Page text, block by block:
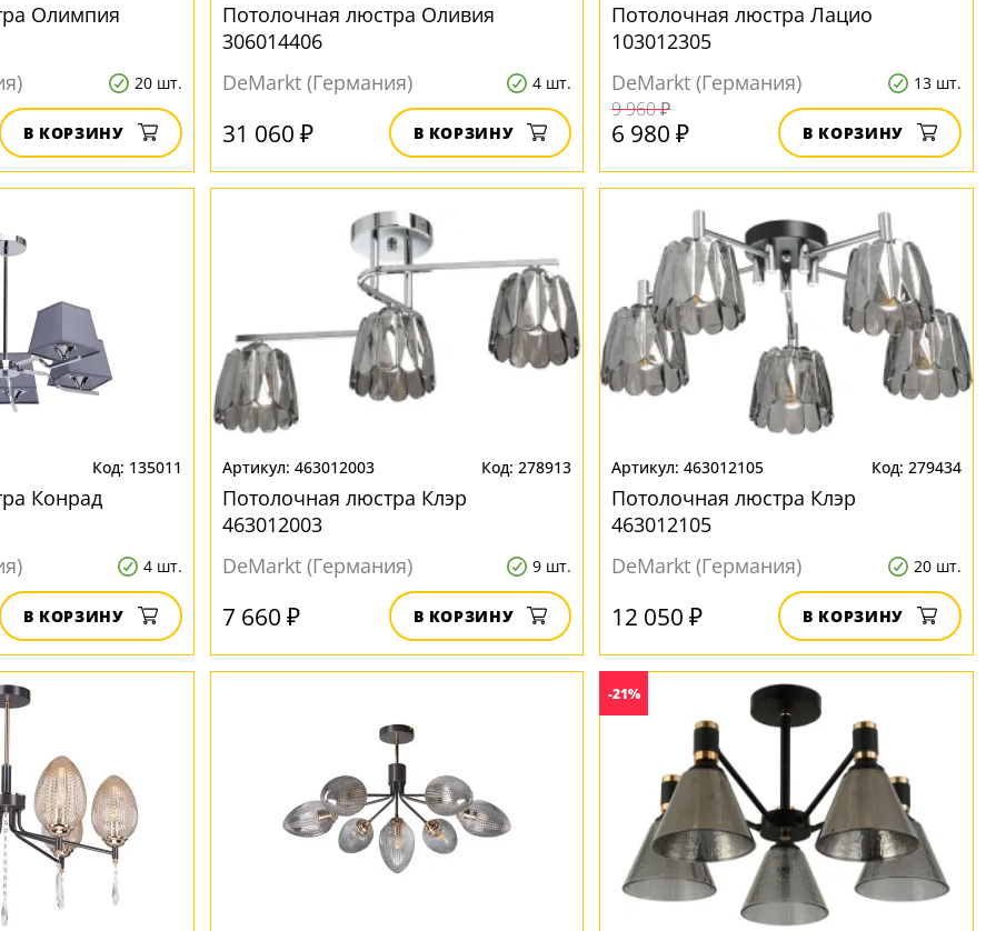
Олимпия
20 шт.
В КОРЗИНУ
Потолочная люстра Оливия
306014406
DeMarkt (Германия)
4 шт.
31 060 ₽ В КОРЗИНУ
Потолочная люстра Лацио
103012305
DeMarkt (Германия)
13 шт.
9 960 ₽
6 980 ₽ В КОРЗИНУ
135011
Конрад
4 шт.
В КОРЗИНУ
463012003 278913
Потолочная люстра Клэр
463012003
DeMarkt (Германия)
9 шт.
7 660 ₽ В КОРЗИНУ
463012105 279434
Потолочная люстра Клэр
463012105
DeMarkt (Германия)
20 шт.
12 050 ₽ В КОРЗИНУ
-21%